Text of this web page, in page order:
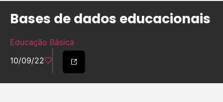
Bases de dados educacionais
Educação Básica
10/09/22